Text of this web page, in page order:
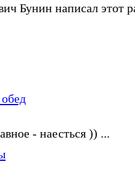
Бунин написал этот
- наесться )) ...